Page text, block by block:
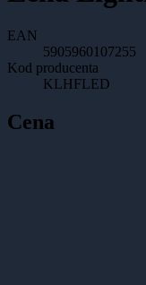
EAN
5905960107255
Kod producenta
KLHFLED
Cena